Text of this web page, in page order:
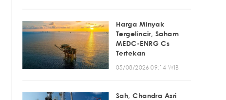
Harga Minyak
Tergelincir, Saham
MEDC-ENRG Cs
Tertekan
05/08/2026 09:14 WIB
Sah, Chandra Asri